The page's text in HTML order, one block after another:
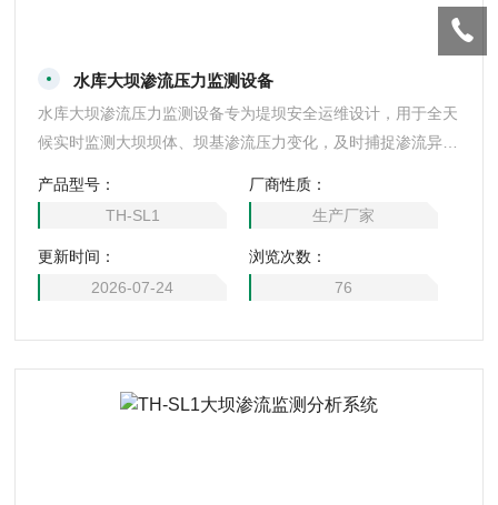
水库大坝渗流压力监测设备
水库大坝渗流压力监测设备专为堤坝安全运维设计，用于全天
候实时监测大坝坝体、坝基渗流压力变化，及时捕捉渗流异常
长期适应潮湿、浸水、高压等野外复杂工况，具备优良的防水
防腐性能。设备可自动采集、存储并远程上传监测数据，支持
超标异常预警功能，有效解决人工巡查滞后、隐患难发现等问
题。可为水库大坝安全评估、隐患排查、防汛运维提供精准数
产品型号：
TH-SL1
厂商性质：
生产厂家
更新时间：
2026-07-24
浏览次数：
76